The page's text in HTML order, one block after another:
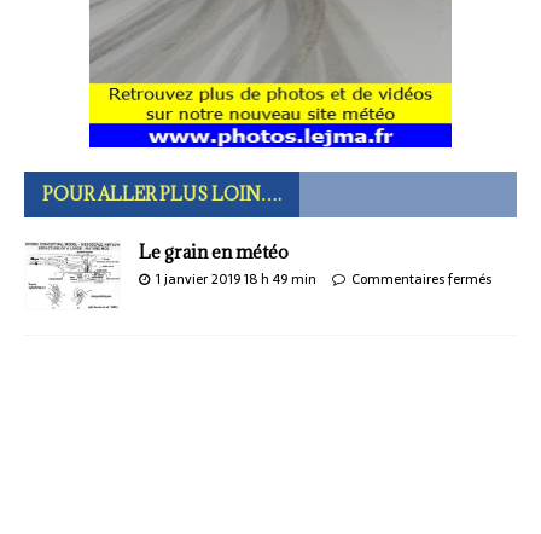
POUR ALLER PLUS LOIN….
Le grain en météo
1 janvier 2019 18 h 49 min Commentaires fermés